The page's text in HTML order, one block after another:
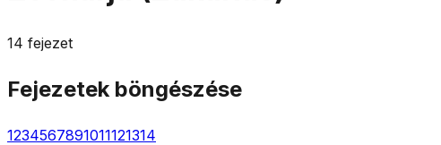
14 fejezet
Fejezetek böngészése
1234567891011121314